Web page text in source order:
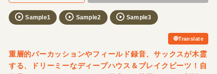
Sample1 Sample2 Sample3
Translate
重層的パーカッションやフィールド録音、サックスが木霊
する、ドリーミーなディープハウス＆ブレイクビーツ！自